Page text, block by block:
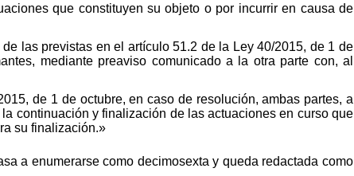
que constituyen su objeto o por incurrir en causa de
las previstas en el artículo 51.2 de la Ley 40/2015, de 1 de
mediante preaviso comunicado a la otra parte con, al
de 1 de octubre, en caso de resolución, ambas partes, a
continuación y finalización de las actuaciones en curso que
su finalización.»
a enumerarse como decimosexta y queda redactada como